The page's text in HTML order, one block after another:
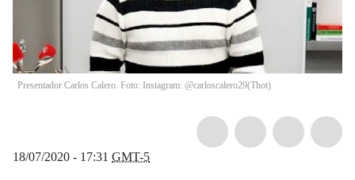
Presentador Carlos Calero. Foto: Instagram: @carloscalero29(Thot)
18/07/2020 - 17:31 GMT-5